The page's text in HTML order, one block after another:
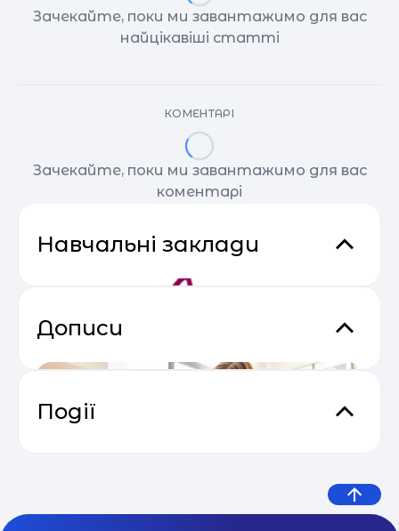
Зачекайте, поки ми завантажимо для вас
найцікавіші статті
КОМЕНТАРІ
Зачекайте, поки ми завантажимо для вас
коментарі
Навчальні заклади
Дописи
Події